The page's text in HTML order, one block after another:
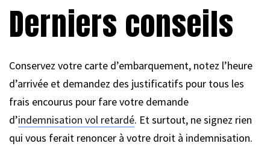
Derniers conseils
Conservez votre carte d’embarquement, notez l’heure
d’arrivée et demandez des justificatifs pour tous les
frais encourus pour fare votre demande
d’indemnisation vol retardé. Et surtout, ne signez rien
qui vous ferait renoncer à votre droit à indemnisation.